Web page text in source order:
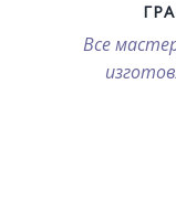
Все